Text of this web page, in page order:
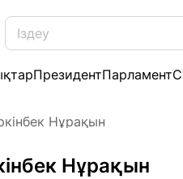
ПрезидентПарламент
Нұрақын
Нұрақын